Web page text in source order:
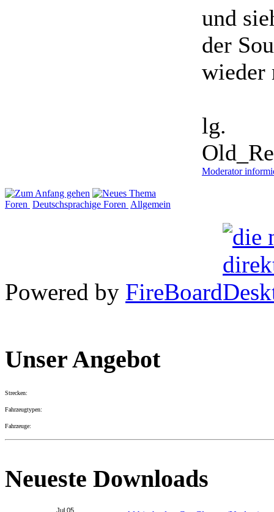
und
der
wieder
lg.
Moderator
Foren Deutschsprachige Foren Allgemein
Powered by FireBoard
Unser Angebot
Strecken:
Fahrzeugtypen:
Fahrzeuge:
Neueste Downloads
Jul.05